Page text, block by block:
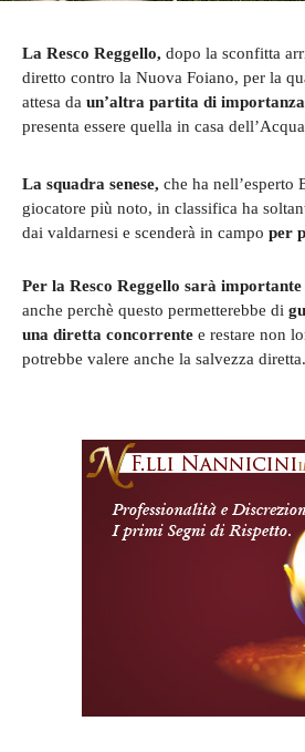
La Resco Reggello, dopo la sconfitta
diretto contro la Nuova Foiano, per la
attesa da un’altra partita di
presenta essere quella in casa
La squadra senese, che ha nell’esperto
giocatore più noto, in classifica ha
dai valdarnesi e scenderà in campo per
Per la Resco Reggello sarà
anche perchè questo permetterebbe di
una diretta concorrente e restare non
potrebbe valere anche la salvezza diretta.